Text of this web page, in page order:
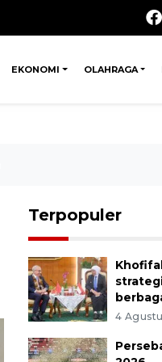
EKONOMI OLAHRAGA
Terpopuler
4